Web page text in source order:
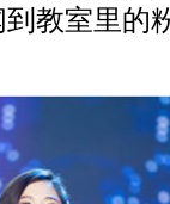
教室里的